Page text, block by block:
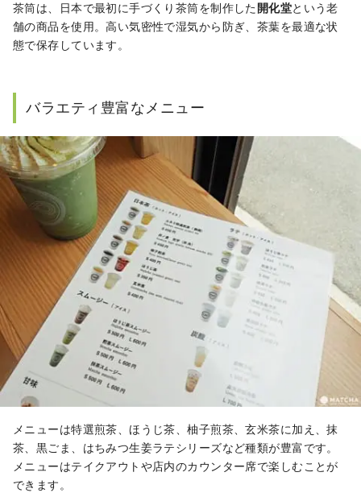
茶筒は、日本で最初に手づくり茶筒を制作した開化堂という老
舗の商品を使用。高い気密性で湿気から防ぎ、茶葉を最適な状
態で保存しています。
バラエティ豊富なメニュー
メニューは特選煎茶、ほうじ茶、柚子煎茶、玄米茶に加え、抹
茶、黒ごま、はちみつ生姜ラテシリーズなど種類が豊富です。
メニューはテイクアウトや店内のカウンター席で楽しむことが
できます。